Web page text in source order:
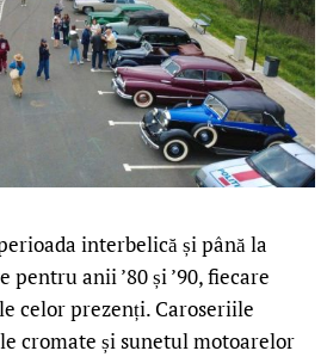
interbelică și până la
anii ’80 și ’90, fiecare
celor prezenți. Caroseriile
cromate și sunetul motoarelor